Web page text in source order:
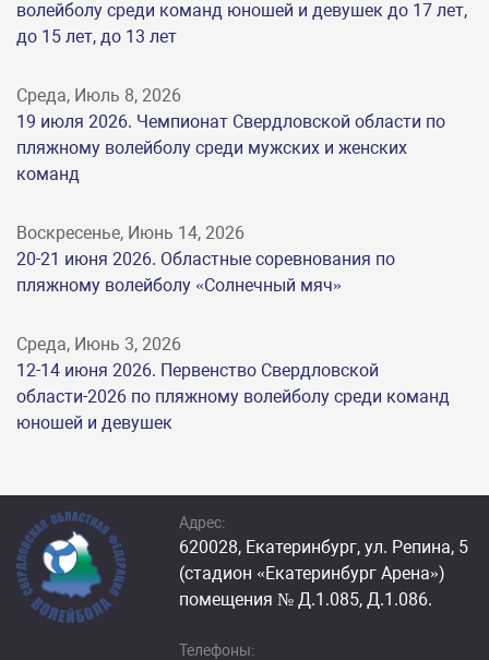
волейболу среди команд юношей и девушек до 17 лет,
до 15 лет, до 13 лет
Среда, Июль 8, 2026
19 июля 2026. Чемпионат Свердловской области по
пляжному волейболу среди мужских и женских
команд
Воскресенье, Июнь 14, 2026
20-21 июня 2026. Областные соревнования по
пляжному волейболу «Солнечный мяч»
Среда, Июнь 3, 2026
12-14 июня 2026. Первенство Свердловской
области-2026 по пляжному волейболу среди команд
юношей и девушек
Адрес:
620028, Екатеринбург, ул. Репина, 5
(стадион «Екатеринбург Арена»)
помещения № Д.1.085, Д.1.086.
Телефоны: